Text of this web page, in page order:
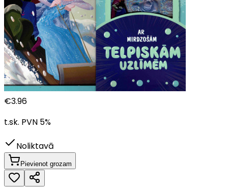
€3.96
t.sk. PVN 5%
Noliktavā
Pievienot grozam